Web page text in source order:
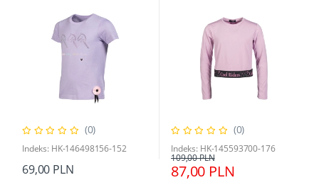
(0)
Indeks: HK-146498156-152
69,00 PLN
(0)
Indeks: HK-145593700-176
87,00 PLN
109,00 PLN